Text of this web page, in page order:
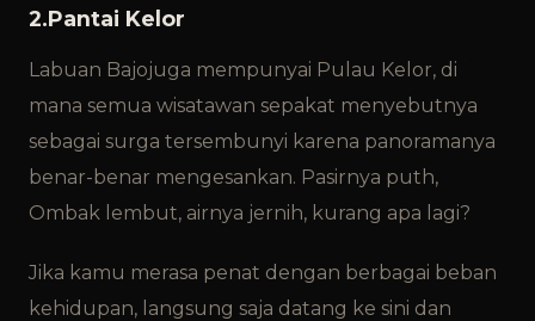
2.Pantai Kelor
Labuan Bajojuga mempunyai Pulau Kelor, di
mana semua wisatawan sepakat menyebutnya
sebagai surga tersembunyi karena panoramanya
benar-benar mengesankan. Pasirnya puth,
Ombak lembut, airnya jernih, kurang apa lagi?
Jika kamu merasa penat dengan berbagai beban
kehidupan, langsung saja datang ke sini dan